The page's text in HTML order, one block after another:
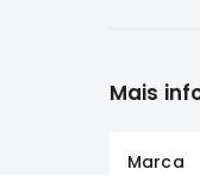
Mais
Marca